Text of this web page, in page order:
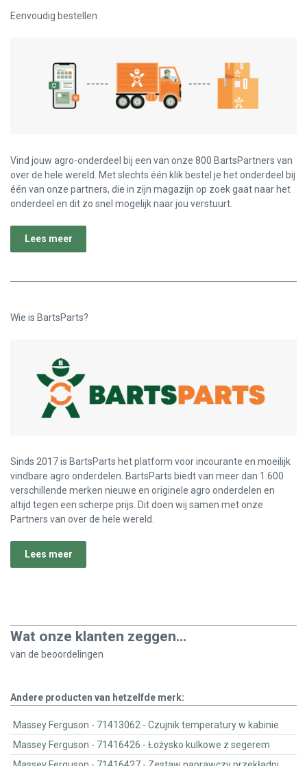
Eenvoudig bestellen
Vind jouw agro-onderdeel bij een van onze 800 BartsPartners van
over de hele wereld. Met slechts één klik bestel je het onderdeel bij
één van onze partners, die in zijn magazijn op zoek gaat naar het
onderdeel en dit zo snel mogelijk naar jou verstuurt.
Lees meer
Wie is BartsParts?
Sinds 2017 is BartsParts het platform voor incourante en moeilijk
vindbare agro onderdelen. BartsParts biedt van meer dan 1.600
verschillende merken nieuwe en originele agro onderdelen en
altijd tegen een scherpe prijs. Dit doen wij samen met onze
Partners van over de hele wereld.
Lees meer
Wat onze klanten zeggen...
van de beoordelingen
Andere producten van hetzelfde merk:
Massey Ferguson - 71413062 - Czujnik temperatury w kabinie
Massey Ferguson - 71416426 - Łożysko kulkowe z segerem